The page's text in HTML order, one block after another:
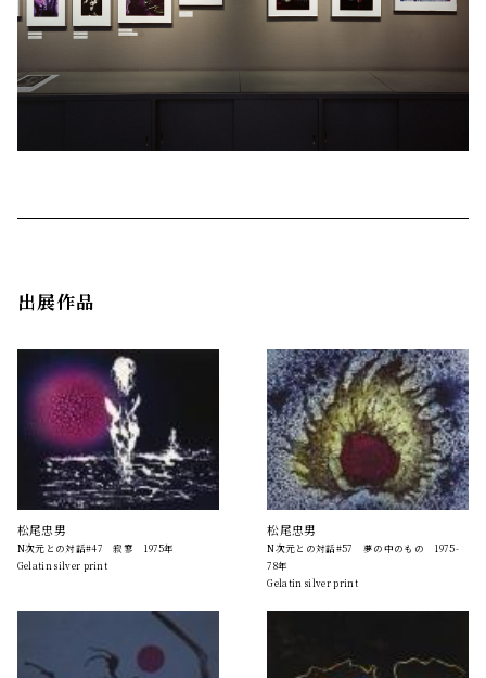
出展作品
松尾忠男
N次元との対話#47 寂寥 1975年
Gelatin silver print
松尾忠男
N次元との対話#57 夢の中のもの 1975-
78年
Gelatin silver print